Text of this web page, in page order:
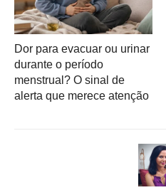
Dor para evacuar ou urinar
durante o período
menstrual? O sinal de
alerta que merece atenção